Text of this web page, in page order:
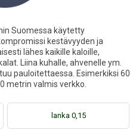
Suomessa käytetty
kestävyyden ja
lähes kaikille kaloille,
Liina kuhalle, ahvenelle ym.
pauloitettaessa. Esimerkiksi 60
metrin valmis verkko.
lanka 0,15